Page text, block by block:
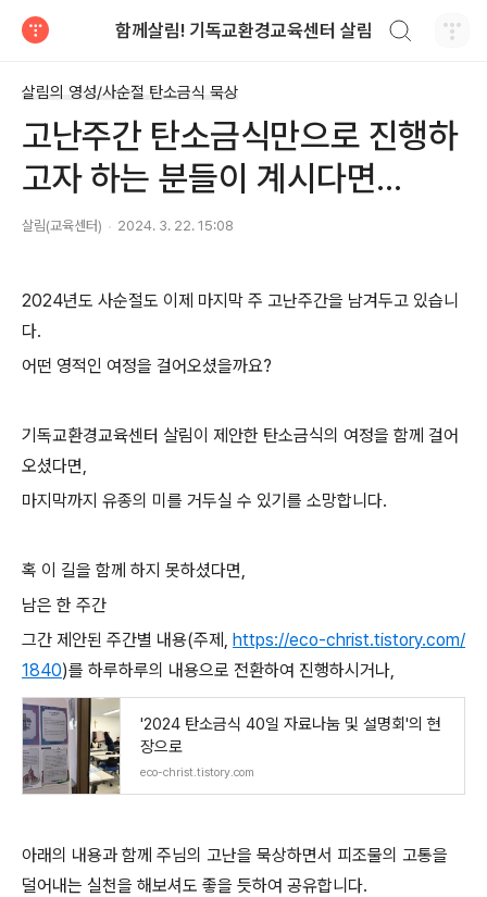
함께살림! 기독교환경교육센터 살림
살림의 영성/사순절 탄소금식 묵상
고난주간 탄소금식만으로 진행하
고자 하는 분들이 계시다면...
살림(교육센터) 2024. 3. 22. 15:08
2024년도 사순절도 이제 마지막 주 고난주간을 남겨두고 있습니
다.
어떤 영적인 여정을 걸어오셨을까요?
기독교환경교육센터 살림이 제안한 탄소금식의 여정을 함께 걸어
오셨다면,
마지막까지 유종의 미를 거두실 수 있기를 소망합니다.
혹 이 길을 함께 하지 못하셨다면,
남은 한 주간
그간 제안된 주간별 내용(주제, https://eco-christ.tistory.com/
1840)를 하루하루의 내용으로 전환하여 진행하시거나,
'2024 탄소금식 40일 자료나눔 및 설명회'의 현
장으로
eco-christ.tistory.com
아래의 내용과 함께 주님의 고난을 묵상하면서 피조물의 고통을
덜어내는 실천을 해보셔도 좋을 듯하여 공유합니다.